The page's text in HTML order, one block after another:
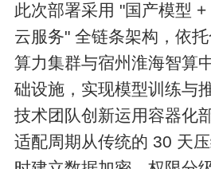
此次部署采用 "国产模型
云服务" 全链条架构，依
算力集群与宿州淮海智算
础设施，实现模型训练与
技术团队创新运用容器化
适配周期从传统的 30 天